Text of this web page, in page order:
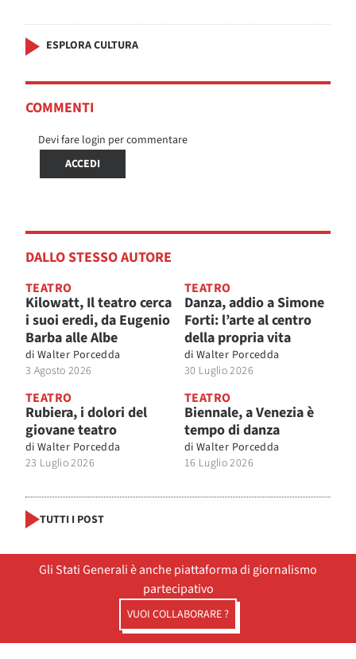
ESPLORA CULTURA
COMMENTI
Devi fare login per commentare
ACCEDI
DALLO STESSO AUTORE
TEATRO
Kilowatt, Il teatro cerca
i suoi eredi, da Eugenio
Barba alle Albe
di Walter Porcedda
3 Agosto 2026
TEATRO
Danza, addio a Simone
Forti: l’arte al centro
della propria vita
di Walter Porcedda
30 Luglio 2026
TEATRO
Rubiera, i dolori del
giovane teatro
di Walter Porcedda
23 Luglio 2026
TEATRO
Biennale, a Venezia è
tempo di danza
di Walter Porcedda
16 Luglio 2026
TUTTI I POST
Gli Stati Generali è anche piattaforma di giornalismo
partecipativo
VUOI COLLABORARE ?